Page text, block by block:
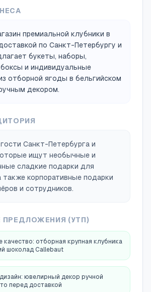
премиальной клубники в
по Санкт-Петербургу и
букеты, наборы,
и индивидуальные
отборной ягоды в бельгийском
декором.
Санкт-Петербурга и
ищут необычные и
сладкие подарки для
также корпоративные подарки
и сотрудников.
ПРЕДЛОЖЕНИЯ (УТП)
качество: отборная крупная клубника
шоколад Callebaut
ювелирный декор ручной
перед доставкой